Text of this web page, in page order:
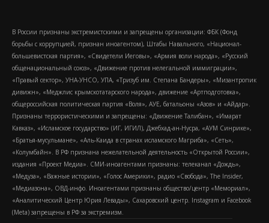
В России признаны экстремистскими и запрещены организации: ФБК (Фонд
борьбы с коррупцией, признан иноагентом), Штабы Навального, «Национал-
большевистская партия», «Свидетели Иеговы», «Армия воли народа», «Русский
общенациональный союз», «Движение против нелегальной иммиграции»,
«Правый сектор», УНА-УНСО, УПА, «Тризуб им. Степана Бандеры», «Мизантропик
дивижн», «Меджлис крымскотатарского народа», движение «Артподготовка»,
общероссийская политическая партия «Воля», АУЕ, батальоны «Азов» и «Айдар».
Признаны террористическими и запрещены: «Движение Талибан», «Имарат
Кавказ», «Исламское государство» (ИГ, ИГИЛ), Джебхад-ан-Нусра, «АУМ Синрике»,
«Братья-мусульмане», «Аль-Каида в странах исламского Магриба», «Сеть»,
«Колумбайн». В РФ признана нежелательной деятельность «Открытой России»,
издания «Проект Медиа». СМИ-иноагентами признаны: телеканал «Дождь»,
«Медуза», «Важные истории», «Голос Америки», радио «Свобода», The Insider,
«Медиазона», ОВД-инфо. Иноагентами признаны общество/центр «Мемориал»,
«Аналитический Центр Юрия Левады», Сахаровский центр. Instagram и Facebook
(Metа) запрещены в РФ за экстремизм.